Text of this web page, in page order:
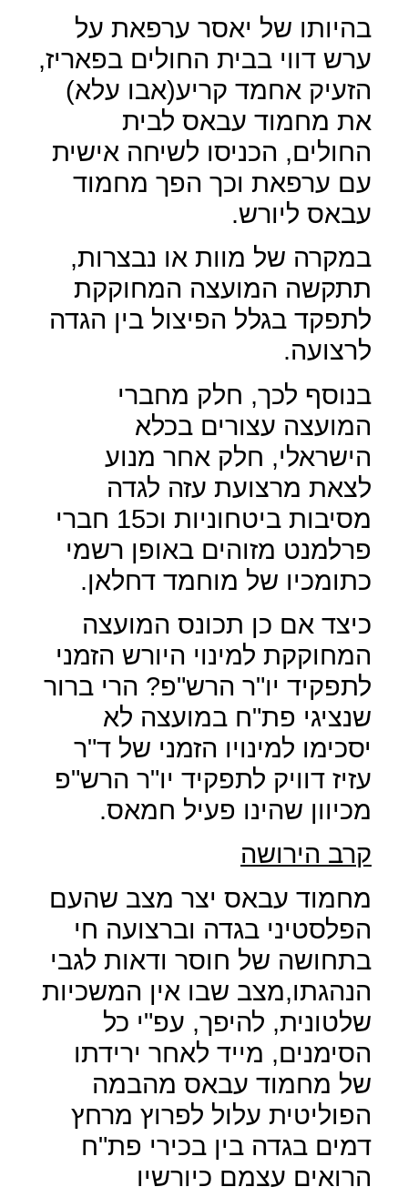
בהיותו של יאסר ערפאת על
ערש דווי בבית החולים בפאריז,
הזעיק אחמד קריע(אבו עלא)
את מחמוד עבאס לבית
החולים, הכניסו לשיחה אישית
עם ערפאת וכך הפך מחמוד
עבאס ליורש.
במקרה של מוות או נבצרות,
תתקשה המועצה המחוקקת
לתפקד בגלל הפיצול בין הגדה
לרצועה.
בנוסף לכך, חלק מחברי
המועצה עצורים בכלא
הישראלי, חלק אחר מנוע
לצאת מרצועת עזה לגדה
מסיבות ביטחוניות וכ15 חברי
פרלמנט מזוהים באופן רשמי
כתומכיו של מוחמד דחלאן.
כיצד אם כן תכונס המועצה
המחוקקת למינוי היורש הזמני
לתפקיד יו"ר הרש"פ? הרי ברור
שנציגי פת"ח במועצה לא
יסכימו למינויו הזמני של ד"ר
עזיז דוויק לתפקיד יו"ר הרש"פ
מכיוון שהינו פעיל חמאס.
קרב הירושה
מחמוד עבאס יצר מצב שהעם
הפלסטיני בגדה וברצועה חי
בתחושה של חוסר ודאות לגבי
הנהגתו,מצב שבו אין המשכיות
שלטונית, להיפך, עפ"י כל
הסימנים, מייד לאחר ירידתו
של מחמוד עבאס מהבמה
הפוליטית עלול לפרוץ מרחץ
דמים בגדה בין בכירי פת"ח
הרואים עצמם כיורשיו